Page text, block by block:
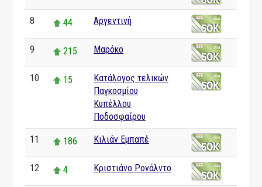
8 44 Αργεντινή
9 215 Μαρόκο
10 15
Κατάλογος τελικών
Παγκοσμίου
Κυπέλλου
Ποδοσφαίρου
11 186 Κιλιάν Εμπαπέ
12 4 Κριστιάνο Ρονάλντο